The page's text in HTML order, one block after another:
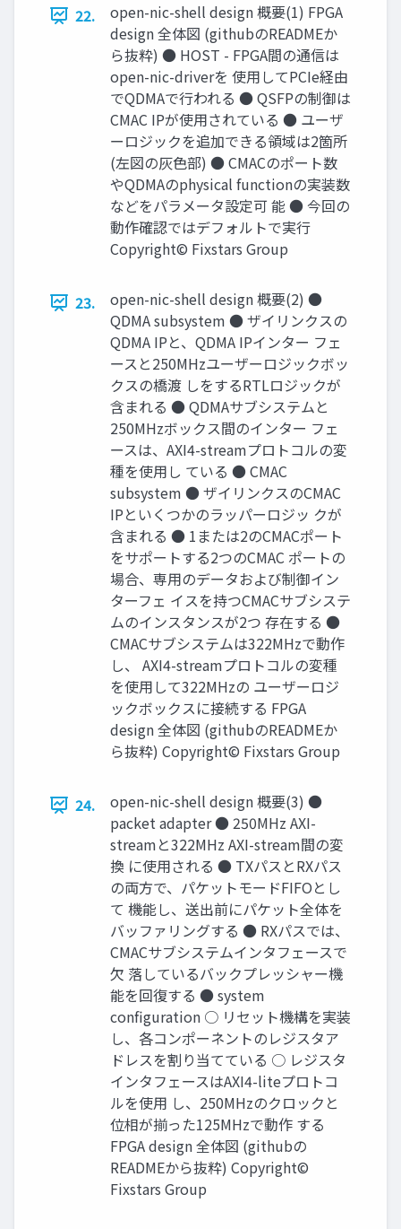
22.
open-nic-shell design 概要(1) FPGA
design 全体図 (githubのREADMEか
ら抜粋) ● HOST - FPGA間の通信は
open-nic-driverを 使用してPCIe経由
でQDMAで行われる ● QSFPの制御は
CMAC IPが使用されている ● ユーザ
ーロジックを追加できる領域は2箇所
(左図の灰色部) ● CMACのポート数
やQDMAのphysical functionの実装数
などをパラメータ設定可 能 ● 今回の
動作確認ではデフォルトで実行
Copyright© Fixstars Group
23.
open-nic-shell design 概要(2) ●
QDMA subsystem ● ザイリンクスの
QDMA IPと、QDMA IPインター フェ
ースと250MHzユーザーロジックボッ
クスの橋渡 しをするRTLロジックが
含まれる ● QDMAサブシステムと
250MHzボックス間のインター フェ
ースは、AXI4-streamプロトコルの変
種を使用し ている ● CMAC
subsystem ● ザイリンクスのCMAC
IPといくつかのラッパーロジッ クが
含まれる ● 1または2のCMACポート
をサポートする2つのCMAC ポートの
場合、専用のデータおよび制御イン
ターフェ イスを持つCMACサブシステ
ムのインスタンスが2つ 存在する ●
CMACサブシステムは322MHzで動作
し、 AXI4-streamプロトコルの変種
を使用して322MHzの ユーザーロジ
ックボックスに接続する FPGA
design 全体図 (githubのREADMEか
ら抜粋) Copyright© Fixstars Group
24.
open-nic-shell design 概要(3) ●
packet adapter ● 250MHz AXI-
streamと322MHz AXI-stream間の変
換 に使用される ● TXパスとRXパス
の両方で、パケットモードFIFOとし
て 機能し、送出前にパケット全体を
バッファリングする ● RXパスでは、
CMACサブシステムインタフェースで
欠 落しているバックプレッシャー機
能を回復する ● system
conﬁguration ○ リセット機構を実装
し、各コンポーネントのレジスタア
ドレスを割り当てている ○ レジスタ
インタフェースはAXI4-liteプロトコ
ルを使用 し、250MHzのクロックと
位相が揃った125MHzで動作 する
FPGA design 全体図 (githubの
READMEから抜粋) Copyright©
Fixstars Group